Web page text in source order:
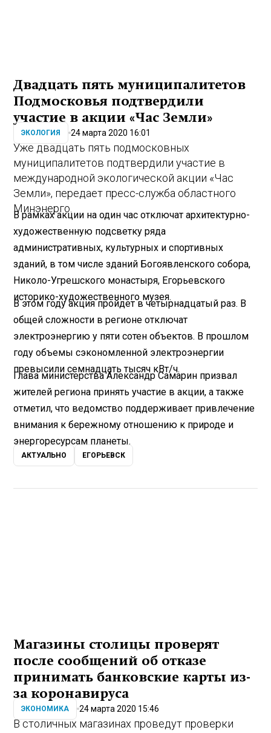
Двадцать пять муниципалитетов
Подмосковья подтвердили
участие в акции «Час Земли»
ЭКОЛОГИЯ 24 марта 2020 16:01
Уже двадцать пять подмосковных
муниципалитетов подтвердили участие в
международной экологической акции «Час
Земли», передает пресс-служба областного
Минэнерго.
В рамках акции на один час отключат архитектурно-
художественную подсветку ряда
административных, культурных и спортивных
зданий, в том числе зданий Богоявленского собора,
Николо-Угрешского монастыря, Егорьевского
историко-художественного музея.
В этом году акция пройдет в четырнадцатый раз. В
общей сложности в регионе отключат
электроэнергию у пяти сотен объектов. В прошлом
году объемы сэкономленной электроэнергии
превысили семнадцать тысяч кВт/ч.
Глава министерства Александр Самарин призвал
жителей региона принять участие в акции, а также
отметил, что ведомство поддерживает привлечение
внимания к бережному отношению к природе и
энергоресурсам планеты.
АКТУАЛЬНО ЕГОРЬЕВСК
Магазины столицы проверят
после сообщений об отказе
принимать банковские карты из-
за коронавируса
ЭКОНОМИКА 24 марта 2020 15:46
В столичных магазинах проведут проверки